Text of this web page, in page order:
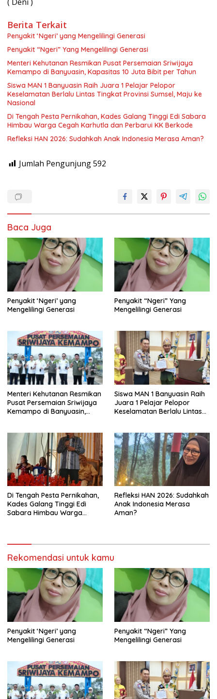
Berita Terkait
Penyakit ‘Ngeri’ yang Mengelilingi Generasi
Penyakit “Ngeri” Yang Mengelilingi Generasi
Menteri Kehutanan Resmikan Pusat Persemaian Sriwijaya
Kemampo di Banyuasin, Kapasitas 10 Juta Bibit per Tahun
Siswa MAN 1 Banyuasin Raih Juara 1 Pelajar Pelopor
Keselamatan Berlalu Lintas Tingkat Provinsi Sumsel, Maju ke
Nasional
Di Tengah Pesta Pernikahan, Kades Galang Tinggi Edi Sabara
Himbau Warga Cegah Karhutla dan Perbarui KK Berkode
Refleksi HAN 2026: Sudahkah Anak Indonesia Merasa Aman?
Jumlah Pengunjung592
Baca Juga
Penyakit ‘Ngeri’ yang
Mengelilingi Generasi
Penyakit “Ngeri” Yang
Mengelilingi Generasi
Menteri Kehutanan Resmikan
Pusat Persemaian Sriwijaya
Kemampo di Banyuasin,
Siswa MAN 1 Banyuasin Raih
Juara 1 Pelajar Pelopor
Keselamatan Berlalu Lintas
Di Tengah Pesta Pernikahan,
Kades Galang Tinggi Edi
Sabara Himbau Warga
Refleksi HAN 2026: Sudahkah
Anak Indonesia Merasa
Aman?
Rekomendasi untuk kamu
Penyakit ‘Ngeri’ yang
Mengelilingi Generasi
Penyakit “Ngeri” Yang
Mengelilingi Generasi